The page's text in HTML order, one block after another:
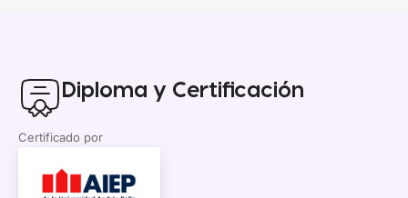
Diploma y Certificación
Certificado por